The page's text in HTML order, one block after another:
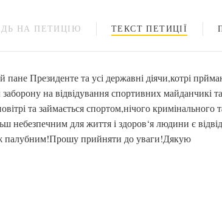
НА ПЕТИЦІЮ ТЕКСТ ПЕТИЦІЇ
Президенте та усі державні діячи,котрі
на відвідування спортивних майданчикі
та займається спортом,нічого
небезпечним для життя і здоров‘я людини є
палубним!Прошу прийняти до уваги!Дякую